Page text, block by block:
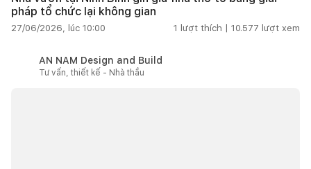
pháp tổ chức lại không gian
27/06/2026, lúc 10:00 1 lượt thích | 10.577 lượt xem
AN NAM Design and Build
Tư vấn, thiết kế - Nhà thầu